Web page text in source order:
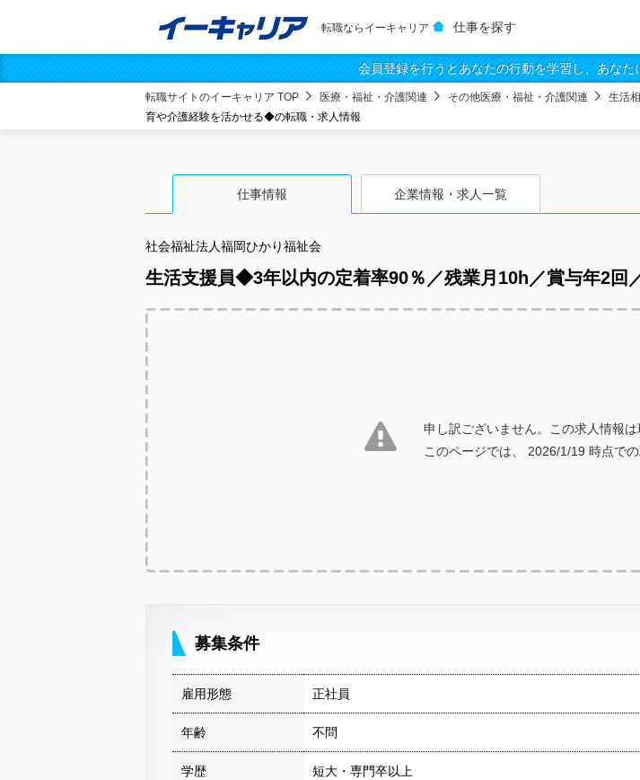
転職ならイーキャリア 仕事を探す
会員登録を行うとあなたの行動を学習し、あなた
転職サイトのイーキャリア TOP 医療・福祉・介護関連 その他医療・福祉・介護関連 生活
育や介護経験を活かせる◆の転職・求人情報
仕事情報 企業情報・求人一覧
社会福祉法人福岡ひかり福祉会
生活支援員◆3年以内の定着率90％／残業月10h／賞与年2
申し訳ございません。この求人情報は
このページでは、 2026/1/19 時点で
募集条件
雇用形態 正社員
年齢 不問
学歴 短大・専門卒以上